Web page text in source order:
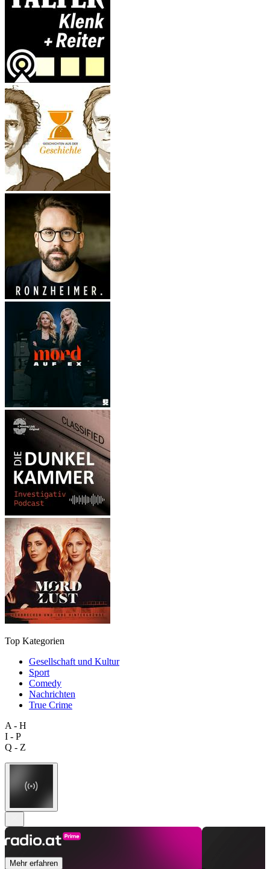
Top Kategorien
Gesellschaft und Kultur
Sport
Comedy
Nachrichten
True Crime
A - H
I - P
Q - Z
Mehr erfahren